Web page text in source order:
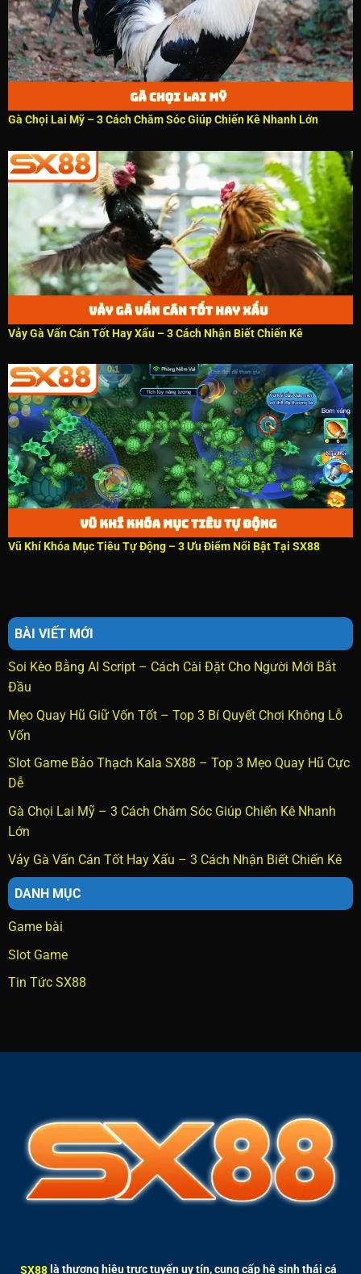
Gà Chọi Lai Mỹ – 3 Cách Chăm Sóc Giúp Chiến Kê Nhanh Lớn
Vảy Gà Vấn Cán Tốt Hay Xấu – 3 Cách Nhận Biết Chiến Kê
Vũ Khí Khóa Mục Tiêu Tự Động – 3 Ưu Điểm Nổi Bật Tại SX88
BÀI VIẾT MỚI
Soi Kèo Bằng AI Script – Cách Cài Đặt Cho Người Mới Bắt
Đầu
Mẹo Quay Hũ Giữ Vốn Tốt – Top 3 Bí Quyết Chơi Không Lỗ
Vốn
Slot Game Bảo Thạch Kala SX88 – Top 3 Mẹo Quay Hũ Cực
Dễ
Gà Chọi Lai Mỹ – 3 Cách Chăm Sóc Giúp Chiến Kê Nhanh
Lớn
Vảy Gà Vấn Cán Tốt Hay Xấu – 3 Cách Nhận Biết Chiến Kê
DANH MỤC
Game bài
Slot Game
Tin Tức SX88
SX88 là thương hiệu trực tuyến uy tín, cung cấp hệ sinh thái cá